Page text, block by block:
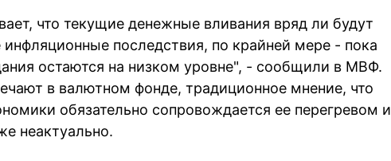
что текущие денежные вливания вряд ли будут
инфляционные последствия, по крайней мере - пока
остаются на низком уровне", - сообщили в МВФ.
в валютном фонде, традиционное мнение, что
обязательно сопровождается ее перегревом и
неактуально.